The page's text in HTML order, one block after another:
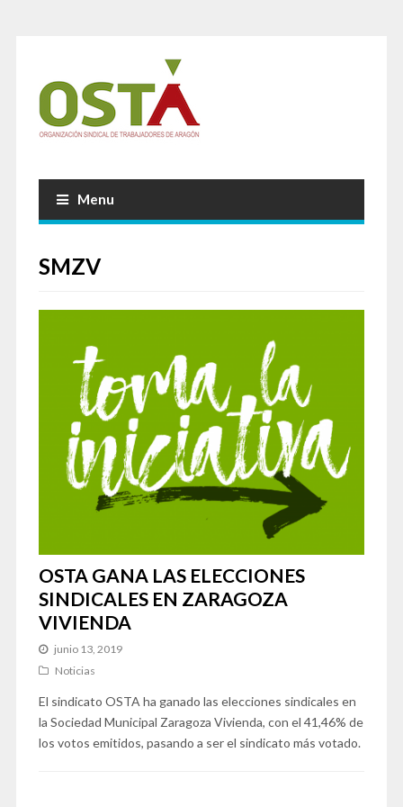
Menu
SMZV
OSTA GANA LAS ELECCIONES
SINDICALES EN ZARAGOZA
VIVIENDA
junio 13, 2019
Noticias
El sindicato OSTA ha ganado las elecciones sindicales en
la Sociedad Municipal Zaragoza Vivienda, con el 41,46% de
los votos emitidos, pasando a ser el sindicato más votado.